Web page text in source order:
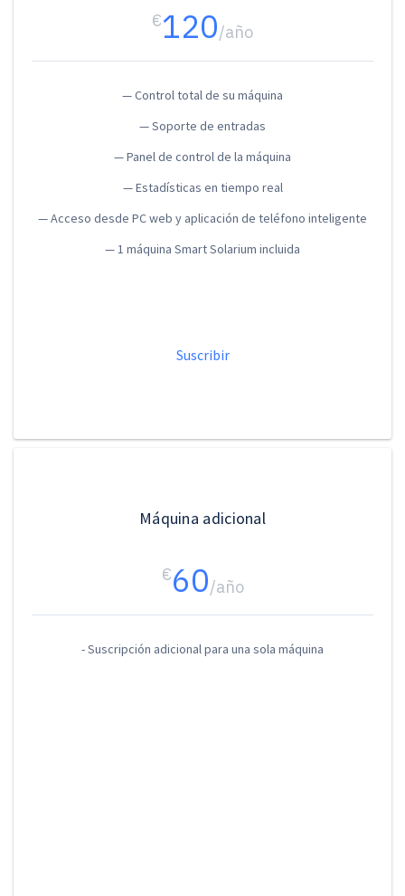
€120/año
— Control total de su máquina
— Soporte de entradas
— Panel de control de la máquina
— Estadísticas en tiempo real
— Acceso desde PC web y aplicación de teléfono inteligente
— 1 máquina Smart Solarium incluida
Suscribir
Máquina adicional
€60/año
- Suscripción adicional para una sola máquina